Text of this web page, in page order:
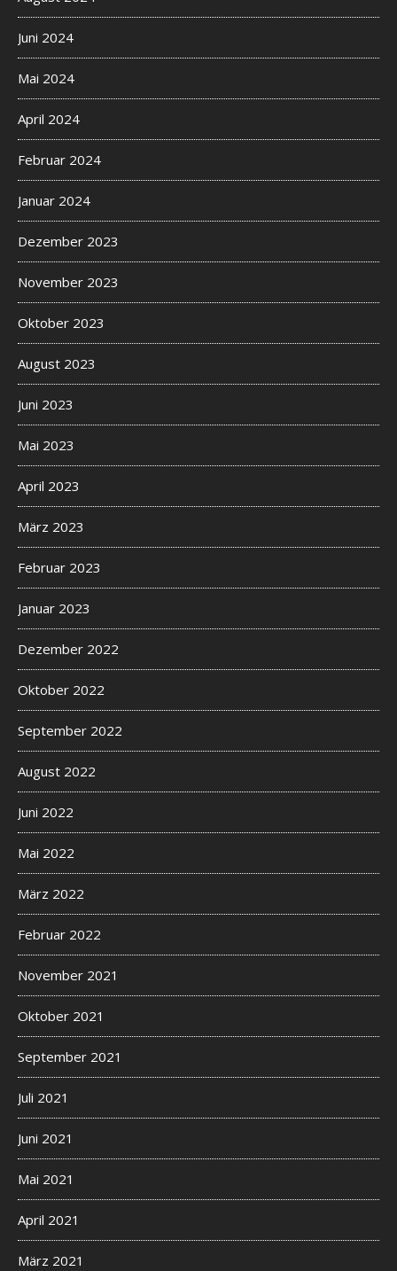
Juni 2024
Mai 2024
April 2024
Februar 2024
Januar 2024
Dezember 2023
November 2023
Oktober 2023
August 2023
Juni 2023
Mai 2023
April 2023
März 2023
Februar 2023
Januar 2023
Dezember 2022
Oktober 2022
September 2022
August 2022
Juni 2022
Mai 2022
März 2022
Februar 2022
November 2021
Oktober 2021
September 2021
Juli 2021
Juni 2021
Mai 2021
April 2021
März 2021